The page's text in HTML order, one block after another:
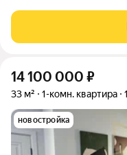
Предлагается к продаже
площадью 41,1 кв. м с
14 100 000 ₽
33 м² 1-комн. квартира
новостройка